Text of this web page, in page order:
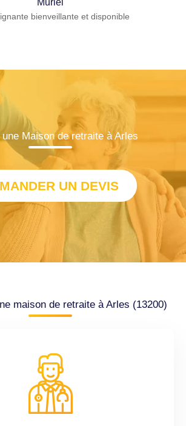
bienveillante et disponible
Maison de retraite à Arles
UN DEVIS
maison de retraite à Arles (13200)